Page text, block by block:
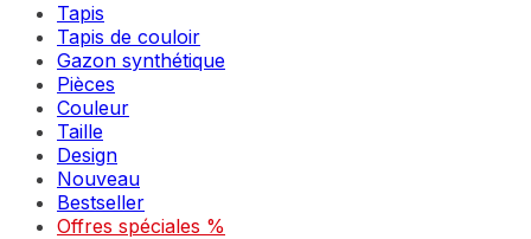
Tapis
Tapis de couloir
Gazon synthétique
Pièces
Couleur
Taille
Design
Nouveau
Bestseller
Offres spéciales %
Les cookies indispensables sont cruciaux pour les
Les cookies liés aux préférences permettent au site de
comme votre langue préférée ou la région dans laquelle